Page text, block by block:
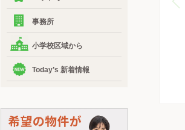
事務所
小学校区域から
Today’s 新着情報